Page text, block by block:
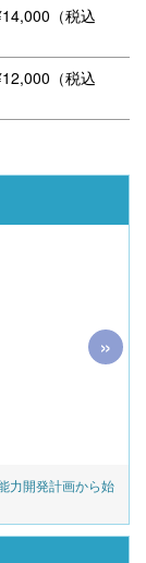
（税込
（税込
»